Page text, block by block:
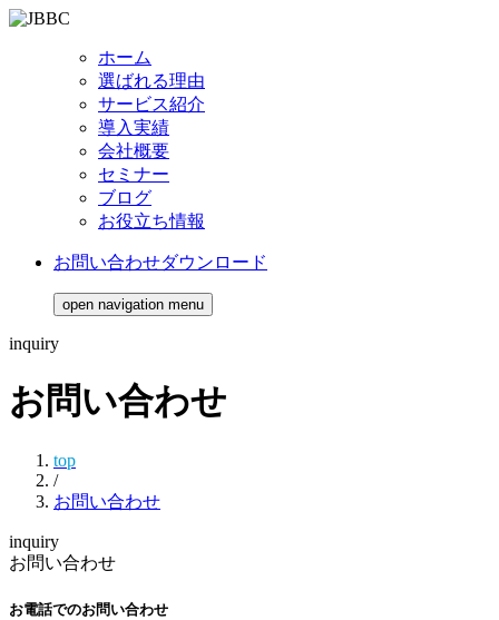
ホーム
選ばれる理由
サービス紹介
導入実績
会社概要
セミナー
ブログ
お役立ち情報
お問い合わせダウンロード
open navigation menu
inquiry
お問い合わせ
top
/
お問い合わせ
inquiry
お問い合わせ
お電話でのお問い合わせ